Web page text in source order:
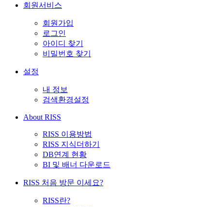
회원서비스
회원가입
로그인
아이디 찾기
비밀번호 찾기
설정
내 정보
검색환경설정
About RISS
RISS 이용방법
RISS 지식더하기
DB연계 현황
BI 및 배너 다운로드
RISS 처음 방문 이세요?
RISS란?